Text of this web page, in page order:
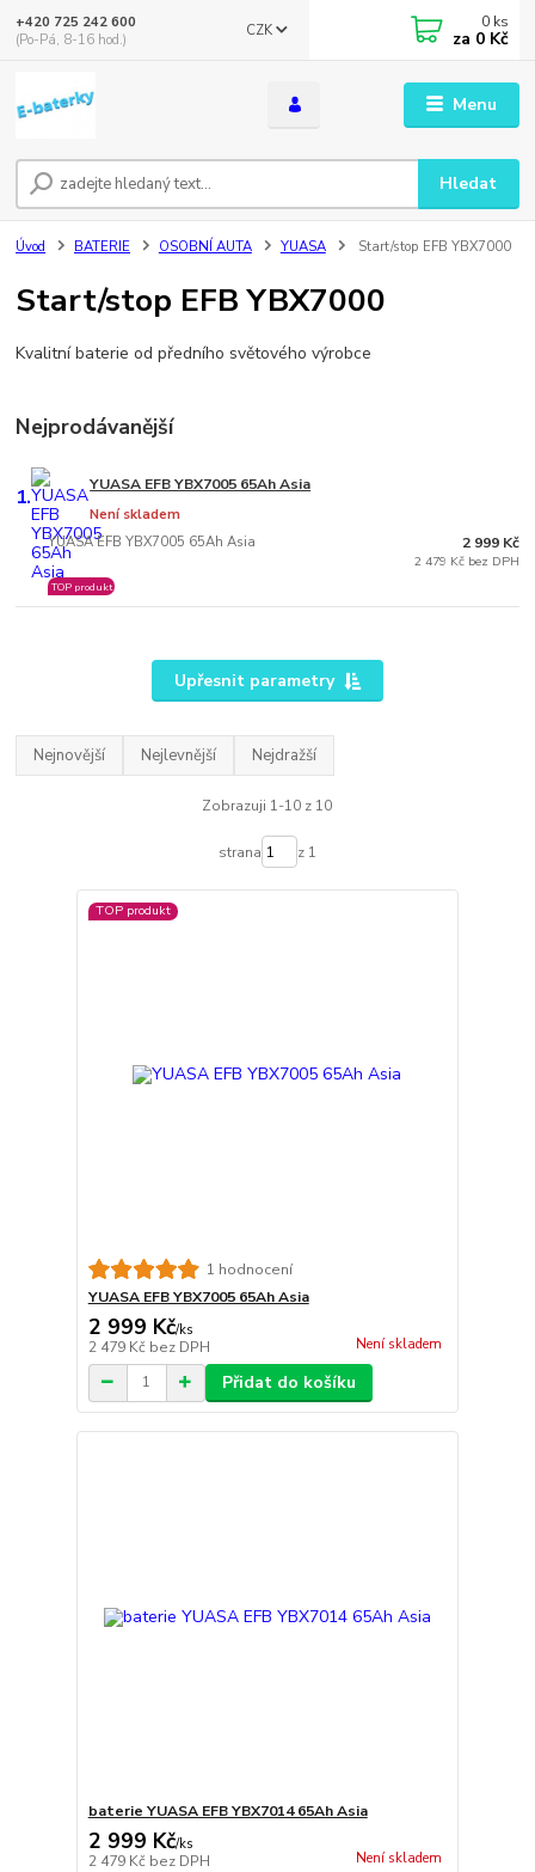
Menu
CZK
Hledat
+420 725 242 600
(Po-Pá, 8-16 hod.)
0 ks
za 0 Kč
Úvod BATERIE OSOBNÍ AUTA YUASA Start/stop EFB YBX7000
Start/stop EFB YBX7000
Kvalitní baterie od předního světového výrobce
Nejprodávanější
1. YUASA EFB YBX7005 65Ah Asia
YUASA EFB YBX7005 65Ah Asia
Není skladem
TOP produkt
2 999 Kč
2 479 Kč bez DPH
Upřesnit parametry
Nejnovější Nejlevnější Nejdražší
Zobrazuji 1-10 z 10
strana z 1
TOP produkt
1 hodnocení
YUASA EFB YBX7005 65Ah Asia
2 999 Kč/ks
2 479 Kč bez DPH Není skladem
Přidat do košíku
baterie YUASA EFB YBX7014 65Ah Asia
2 999 Kč/ks
2 479 Kč bez DPH Není skladem